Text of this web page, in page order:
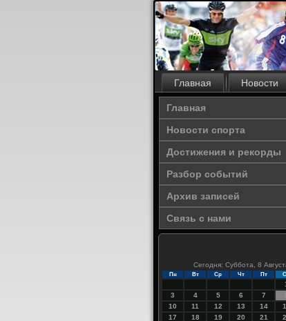
Главная Новости
Главная
Новости спорта
Достижения и рекорды
Разбор событий
Архив записей
Связь с нами
Сегодня: Суббота, 8
Пн Вт Ср Чт Пт
3
4 5 6 7
10
11 12 13 14
17
18 19 20 21